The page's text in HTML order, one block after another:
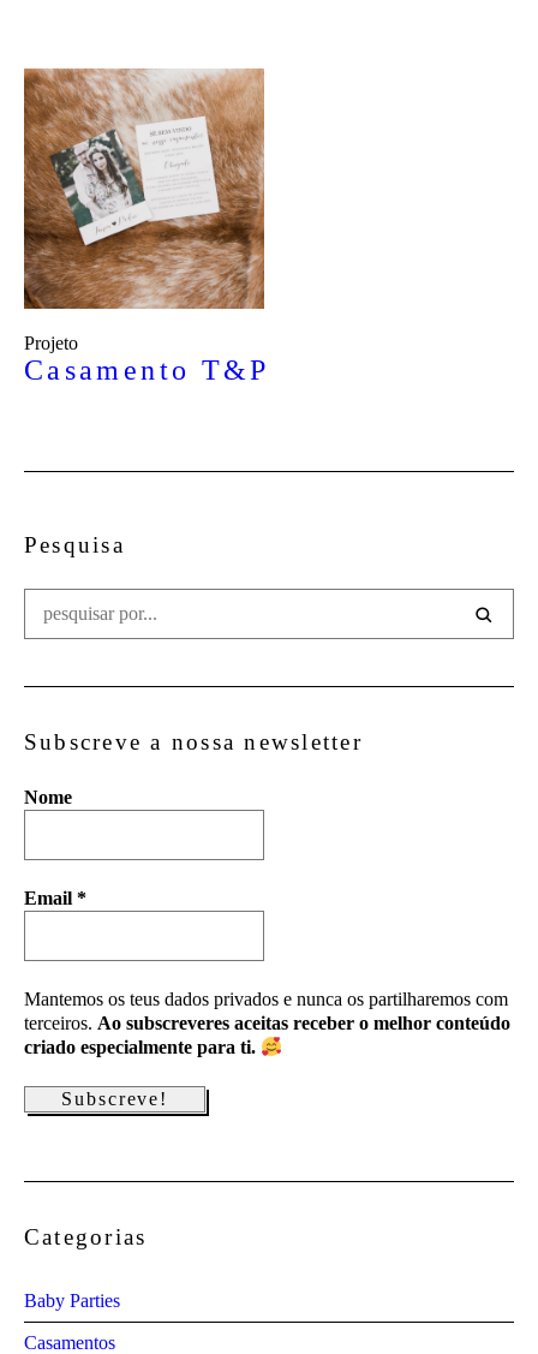
Projeto
Casamento T&P
Pesquisa
Subscreve a nossa newsletter
Nome
Email *
Mantemos os teus dados privados e nunca os partilharemos com
terceiros. Ao subscreveres aceitas receber o melhor conteúdo
criado especialmente para ti.
Categorias
Baby Parties
Casamentos